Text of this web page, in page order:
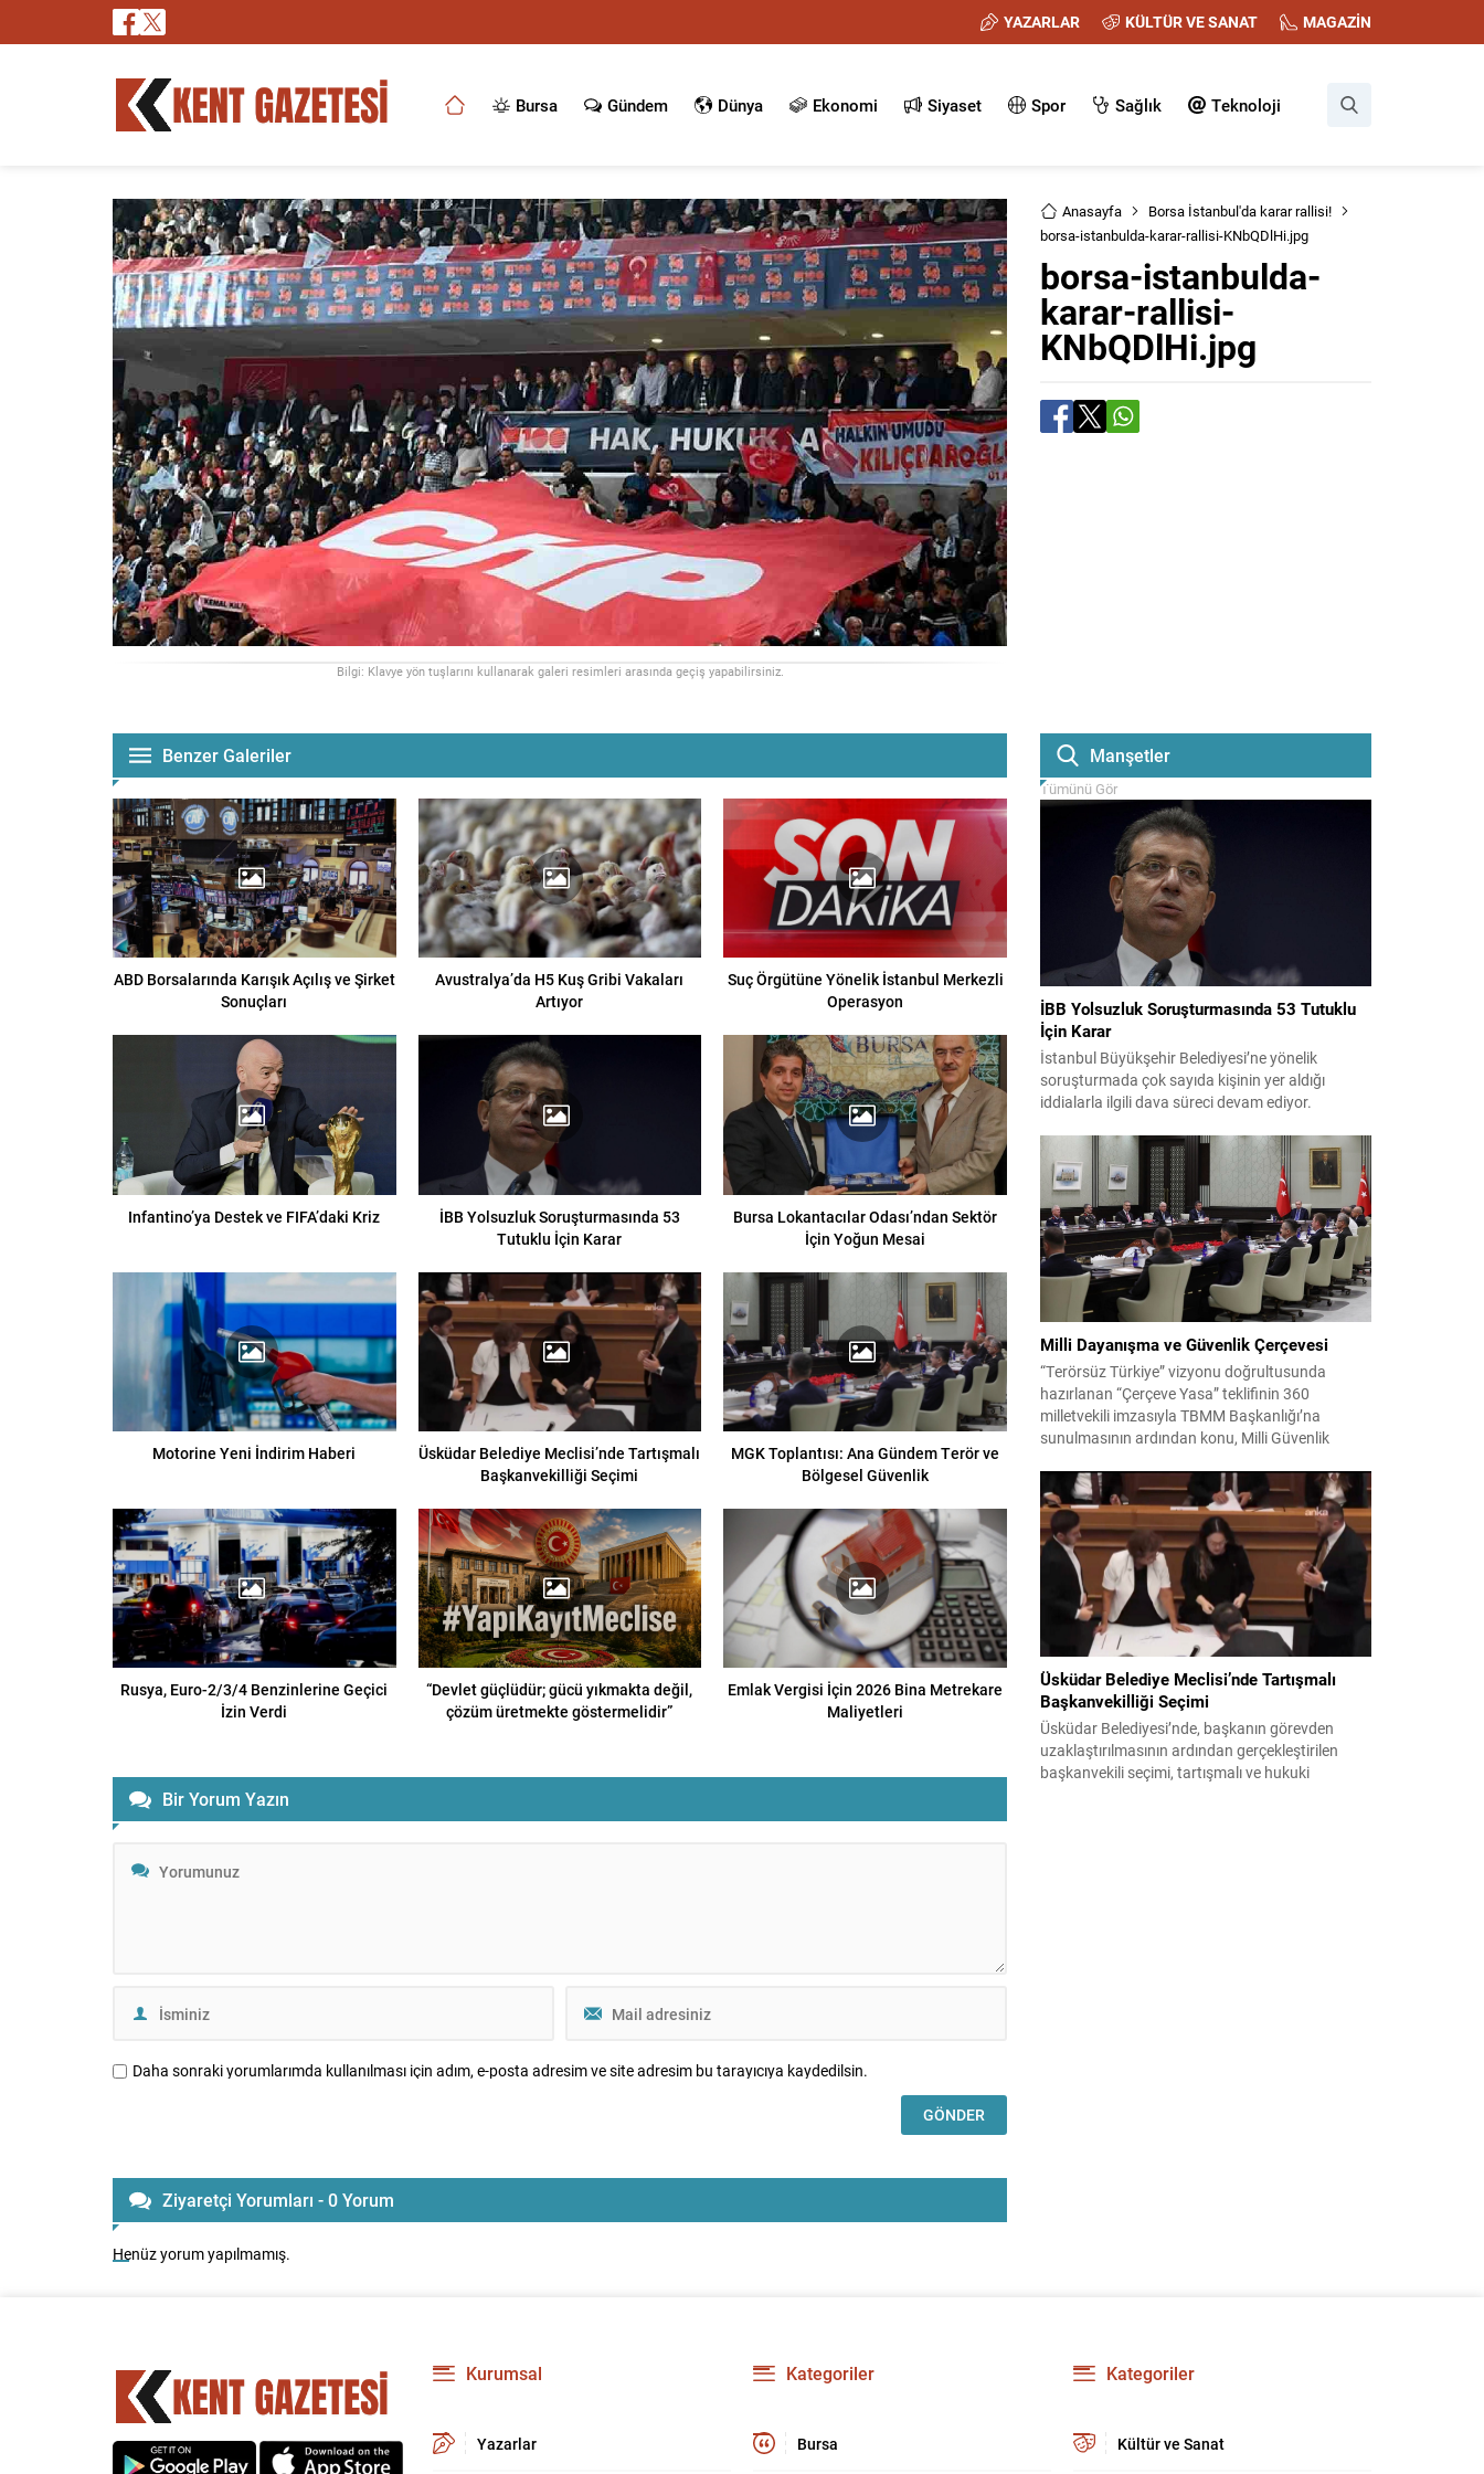
YAZARLAR KÜLTÜR VE SANAT MAGAZİN
Bursa Gündem Dünya Ekonomi Siyaset Spor Sağlık Teknoloji
Bilgi: Klavye yön tuşlarını kullanarak galeri resimleri arasında geçiş yapabilirsiniz.
Anasayfa
Borsa İstanbul'da karar rallisi!
borsa-istanbulda-karar-rallisi-KNbQDlHi.jpg
borsa-istanbulda-
karar-rallisi-
KNbQDlHi.jpg
Benzer Galeriler
ABD Borsalarında Karışık Açılış ve Şirket
Sonuçları
Avustralya’da H5 Kuş Gribi Vakaları
Artıyor
Suç Örgütüne Yönelik İstanbul Merkezli
Operasyon
Infantino’ya Destek ve FIFA’daki Kriz
İBB Yolsuzluk Soruşturmasında 53
Tutuklu İçin Karar
Bursa Lokantacılar Odası’ndan Sektör
İçin Yoğun Mesai
Motorine Yeni İndirim Haberi
Üsküdar Belediye Meclisi’nde Tartışmalı
Başkanvekilliği Seçimi
MGK Toplantısı: Ana Gündem Terör ve
Bölgesel Güvenlik
Rusya, Euro-2/3/4 Benzinlerine Geçici
İzin Verdi
“Devlet güçlüdür; gücü yıkmakta değil,
çözüm üretmekte göstermelidir”
Emlak Vergisi İçin 2026 Bina Metrekare
Maliyetleri
Bir Yorum Yazın
Daha sonraki yorumlarımda kullanılması için adım, e-posta adresim ve site adresim bu tarayıcıya kaydedilsin.
Ziyaretçi Yorumları - 0 Yorum
Henüz yorum yapılmamış.
Manşetler
Tümünü Gör
İBB Yolsuzluk Soruşturmasında 53 Tutuklu
İçin Karar
İstanbul Büyükşehir Belediyesi’ne yönelik
soruşturmada çok sayıda kişinin yer aldığı
iddialarla ilgili dava süreci devam ediyor.
sanıkların tutukluluk hallerini ayrı ayrı
değerlendirdi. İnceleme sonucunda, aralarında
Ekrem İmamoğlu’nun da bulunduğu 53 tutuklu
hakkında tutukluluk hallerinin sürdürülmesine
karar verildi. İddialar ve değerlendirilen talepler
Soruşturma kapsamında sanıklara yöneltilen...
Milli Dayanışma ve Güvenlik Çerçevesi
“Terörsüz Türkiye” vizyonu doğrultusunda
hazırlanan “Çerçeve Yasa” teklifinin 360
milletvekili imzasıyla TBMM Başkanlığı’na
sunulmasının ardından konu, Milli Güvenlik
Toplantı sonrası yayımlanan sekiz maddelik
bildiri, ülke güvenliği ve bölgesel gelişmelere dair
değerlendirmeleri içermektedir. Yaklaşık 2 saat
15 dakika süren oturumun sonuç metninde;
terörle mücadele, bölgesel istikrar,...
Üsküdar Belediye Meclisi’nde Tartışmalı
Başkanvekilliği Seçimi
Üsküdar Belediyesi’nde, başkanın görevden
uzaklaştırılmasının ardından gerçekleştirilen
başkanvekili seçimi, tartışmalı ve hukuki
Kurumsal
Yazarlar
Kategoriler
Bursa
Kategoriler
Kültür ve Sanat